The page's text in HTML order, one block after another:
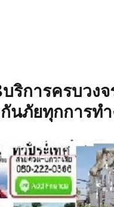
บริการครบวง
นภัยทุกการท